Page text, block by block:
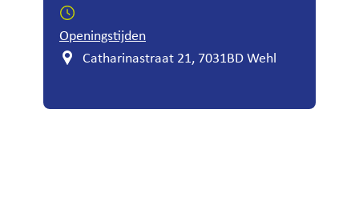
Openingstijden
Catharinastraat 21, 7031BD Wehl